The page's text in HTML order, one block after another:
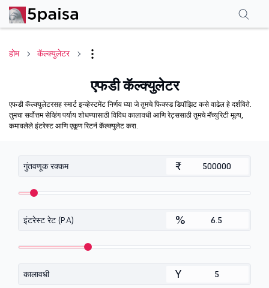
होम कॅल्क्युलेटर
एफडी कॅल्क्युलेटर
एफडी कॅल्क्युलेटरसह स्मार्ट इन्व्हेस्टमेंट निर्णय घ्या जे तुमचे फिक्स्ड डिपॉझिट कसे वाढेल हे दर्शविते.
तुमचा सर्वोत्तम सेव्हिंग पर्याय शोधण्यासाठी विविध कालावधी आणि रेट्ससाठी तुमचे मॅच्युरिटी मूल्य,
कमावलेले इंटरेस्ट आणि एकूण रिटर्न कॅल्क्युलेट करा.
गुंतवणूक रक्कम ₹
इंटरेस्ट रेट (P.A) %
कालावधी Y